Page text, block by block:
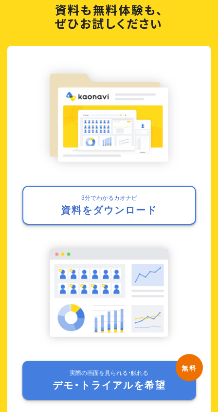
資料も無料体験も、
ぜひお試しください
3分でわかるカオナビ
資料をダウンロード
実際の画面を見られる・触れる
デモ・トライアルを希望